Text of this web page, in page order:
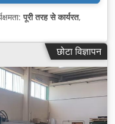
पूरी तरह से कार्यरत,
छोटा विज्ञापन